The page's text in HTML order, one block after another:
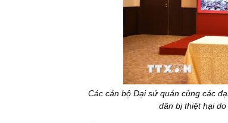
Các cán bộ Đại sứ quán cùng các
dân bị thiệt hại